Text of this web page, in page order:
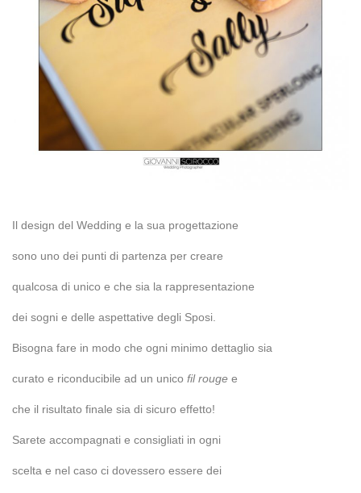
Il design del Wedding e la sua progettazione
sono uno dei punti di partenza per creare
qualcosa di unico e che sia la rappresentazione
dei sogni e delle aspettative degli Sposi.
Bisogna fare in modo che ogni minimo dettaglio sia
curato e riconducibile ad un unico fil rouge e
che il risultato finale sia di sicuro effetto!
Sarete accompagnati e consigliati in ogni
scelta e nel caso ci dovessero essere dei